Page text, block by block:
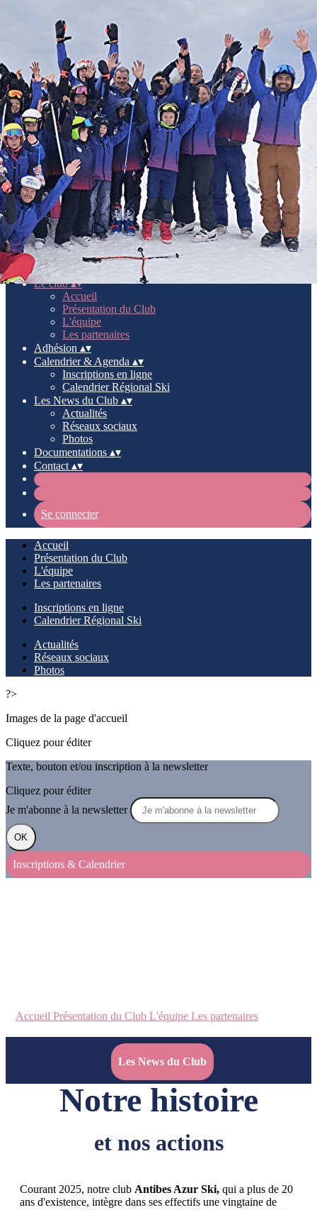
Exporter toutes les colonnes
Exporter uniquement les colonnes affichées
Menu
<
>
Accueil
Présentation du Club
L'équipe
Les partenaires
Ajoutez un logo, un bouton, des réseaux sociaux
Cliquez pour éditer
Le club▴▾
Accueil
Présentation du Club
L'équipe
Les partenaires
Adhésion ▴▾
Calendrier & Agenda ▴▾
Inscriptions en ligne
Calendrier Régional Ski
Les News du Club ▴▾
Actualités
Réseaux sociaux
Photos
Documentations ▴▾
Contact ▴▾
Se connecter
Accueil
Présentation du Club
L'équipe
Les partenaires
Inscriptions en ligne
Calendrier Régional Ski
Actualités
Réseaux sociaux
Photos
?>
Images de la page d'accueil
Cliquez pour éditer
Texte, bouton et/ou inscription à la newsletter
Cliquez pour éditer
Je m'abonne à la newsletter
OK
Inscriptions & Calendrier
Accueil Présentation du Club L'équipe Les partenaires
Les News du Club
Notre histoire
et nos actions
Courant 2025, notre club Antibes Azur Ski, qui a plus de 20
ans d'existence, intègre dans ses effectifs une vingtaine de